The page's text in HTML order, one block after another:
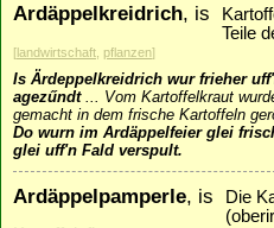
Ardäppelkreidrich, is
Teile
[landwirtschaft pflanzen]
Is Ärdeppelkreidrich wur frieher
agezűndt... Vom Kartoffelkraut
gemacht in dem frische Kartoffeln
Do wurn im Ardäppelfeier glei
glei uff'n Fald verspult.
Ardäppelpamperle, is
Die